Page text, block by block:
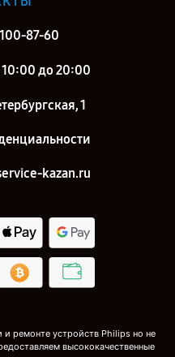
87-60
10:00 до 20:00
1
kazan.ru
ремонте устройств Philips но не
высококачественные